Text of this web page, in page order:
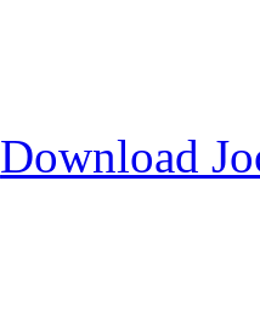
Download